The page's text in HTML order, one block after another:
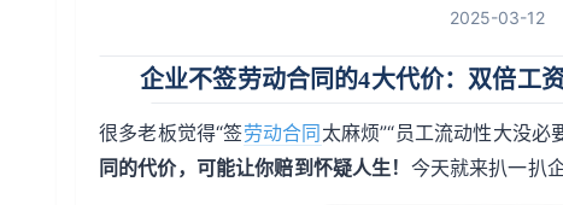
2025-03-12
企业不签劳动合同的4大代价：双倍工
很多老板觉得“签劳动合同 太麻烦”“员工流动性大没必
同的代价，可能让你赔到怀疑人生！ 今天就来扒一扒